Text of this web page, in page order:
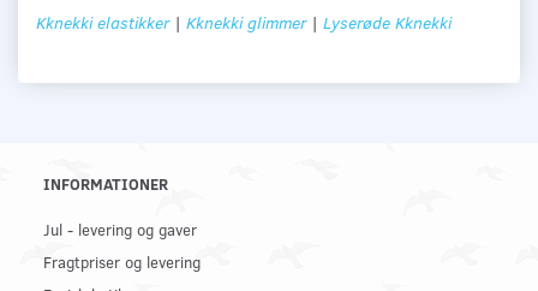
Kknekki elastikker| Kknekki glimmer | Lyserøde Kknekki
INFORMATIONER
Jul - levering og gaver
Fragtpriser og levering